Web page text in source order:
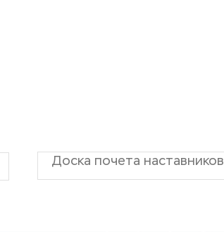
Доска почета наставников